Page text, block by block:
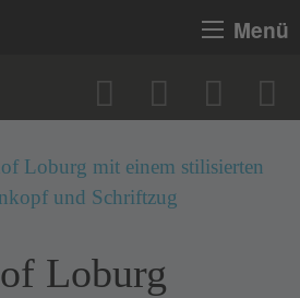
Menü
Loburg